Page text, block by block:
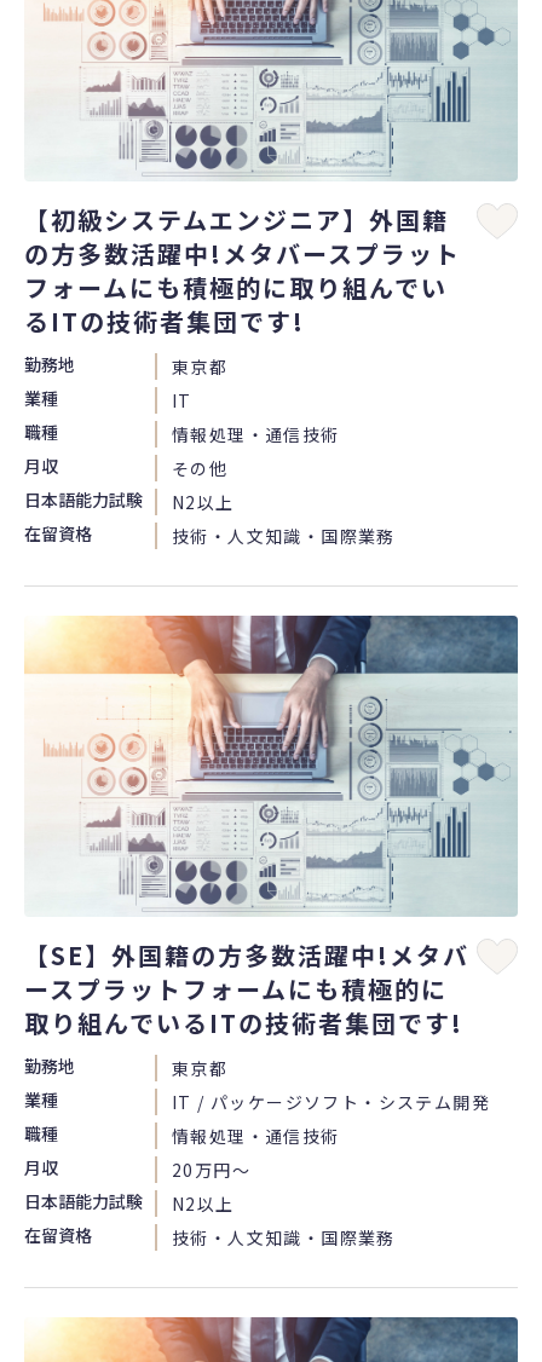
【初級システムエンジニア】外国籍
の方多数活躍中!メタバースプラット
フォームにも積極的に取り組んでい
るITの技術者集団です!
勤務地
東京都
業種
IT
職種
情報処理・通信技術
月収
その他
日本語能力試験
N2以上
在留資格
技術・人文知識・国際業務
【SE】外国籍の方多数活躍中!メタバ
ースプラットフォームにも積極的に
取り組んでいるITの技術者集団です!
勤務地
東京都
業種
IT / パッケージソフト・システム開発
職種
情報処理・通信技術
月収
20万円〜
日本語能力試験
N2以上
在留資格
技術・人文知識・国際業務